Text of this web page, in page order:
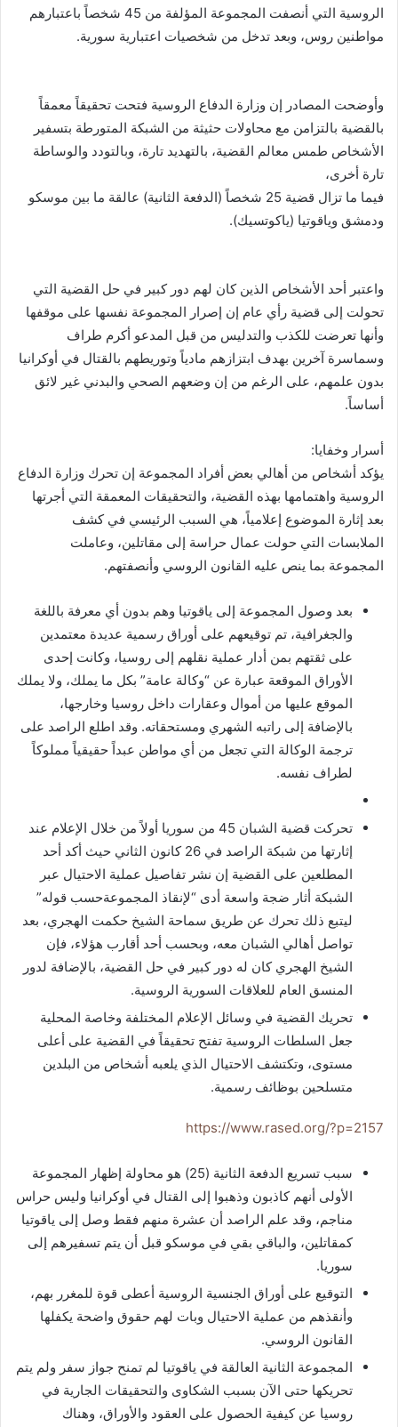
الروسية التي أنصفت المجموعة المؤلفة من 45 شخصاً باعتبارهم
مواطنين روس، وبعد تدخل من شخصيات اعتبارية سورية.
وأوضحت المصادر إن وزارة الدفاع الروسية فتحت تحقيقاً معمقاً
بالقضية بالتزامن مع محاولات حثيثة من الشبكة المتورطة بتسفير
الأشخاص طمس معالم القضية، بالتهديد تارة، وبالتودد والوساطة
تارة أخرى،
فيما ما تزال قضية 25 شخصاً (الدفعة الثانية) عالقة ما بين موسكو
ودمشق وياقوتيا (ياكوتسيك).
واعتبر أحد الأشخاص الذين كان لهم دور كبير في حل القضية التي
تحولت إلى قضية رأي عام إن إصرار المجموعة نفسها على موقفها
وأنها تعرضت للكذب والتدليس من قبل المدعو أكرم طراف
وسماسرة آخرين بهدف ابتزازهم مادياً وتوريطهم بالقتال في أوكرانيا
بدون علمهم، على الرغم من إن وضعهم الصحي والبدني غير لائق
أساساً.
أسرار وخفايا:
يؤكد أشخاص من أهالي بعض أفراد المجموعة إن تحرك وزارة الدفاع
الروسية واهتمامها بهذه القضية، والتحقيقات المعمقة التي أجرتها
بعد إثارة الموضوع إعلامياً، هي السبب الرئيسي في كشف
الملابسات التي حولت عمال حراسة إلى مقاتلين، وعاملت
المجموعة بما ينص عليه القانون الروسي وأنصفتهم.
بعد وصول المجموعة إلى ياقوتيا وهم بدون أي معرفة باللغة
والجغرافية، تم توقيعهم على أوراق رسمية عديدة معتمدين
على ثقتهم بمن أدار عملية نقلهم إلى روسيا، وكانت إحدى
الأوراق الموقعة عبارة عن “وكالة عامة” بكل ما يملك، ولا يملك
الموقع عليها من أموال وعقارات داخل روسيا وخارجها،
بالإضافة إلى راتبه الشهري ومستحقاته. وقد اطلع الراصد على
ترجمة الوكالة التي تجعل من أي مواطن عبداً حقيقياً مملوكاً
لطراف نفسه.
تحركت قضية الشبان 45 من سوريا أولاً من خلال الإعلام عند
إثارتها من شبكة الراصد في 26 كانون الثاني حيث أكد أحد
المطلعين على القضية إن نشر تفاصيل عملية الاحتيال عبر
الشبكة أثار ضجة واسعة أدى “لإنقاذ المجموعةحسب قوله”
ليتبع ذلك تحرك عن طريق سماحة الشيخ حكمت الهجري، بعد
تواصل أهالي الشبان معه، وبحسب أحد أقارب هؤلاء، فإن
الشيخ الهجري كان له دور كبير في حل القضية، بالإضافة لدور
المنسق العام للعلاقات السورية الروسية.
تحريك القضية في وسائل الإعلام المختلفة وخاصة المحلية
جعل السلطات الروسية تفتح تحقيقاً في القضية على أعلى
مستوى، وتكتشف الاحتيال الذي يلعبه أشخاص من البلدين
متسلحين بوظائف رسمية.
https://www.rased.org/?p=2157
سبب تسريع الدفعة الثانية (25) هو محاولة إظهار المجموعة
الأولى أنهم كاذبون وذهبوا إلى القتال في أوكرانيا وليس حراس
مناجم، وقد علم الراصد أن عشرة منهم فقط وصل إلى ياقوتيا
كمقاتلين، والباقي بقي في موسكو قبل أن يتم تسفيرهم إلى
سوريا.
التوقيع على أوراق الجنسية الروسية أعطى قوة للمغرر بهم،
وأنقذهم من عملية الاحتيال وبات لهم حقوق واضحة يكفلها
القانون الروسي.
المجموعة الثانية العالقة في ياقوتيا لم تمنح جواز سفر ولم يتم
تحريكها حتى الآن بسبب الشكاوى والتحقيقات الجارية في
روسيا عن كيفية الحصول على العقود والأوراق، وهناك